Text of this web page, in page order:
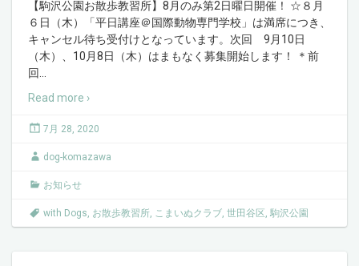
【駒沢公園お散歩教習所】8月のみ第2日曜日開催！ ☆８月
６日（木）「平日講座＠国際動物専門学校」は満席につき、
キャンセル待ち受付けとなっています。次回 9月10日
（木）、10月8日（木）はまもなく募集開始します！ ＊前
回
Read more ›
7月 28, 2020
dog-komazawa
お知らせ
with Dogs, お散歩教習所, こまいぬクラブ, 世田谷区, 駒沢公園